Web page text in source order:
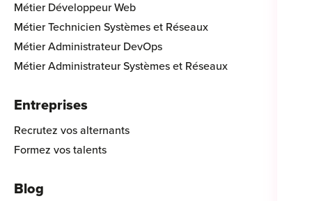
Métier Développeur Web
Métier Technicien Systèmes et Réseaux
Métier Administrateur DevOps
Métier Administrateur Systèmes et Réseaux
Entreprises
Recrutez vos alternants
Formez vos talents
Blog